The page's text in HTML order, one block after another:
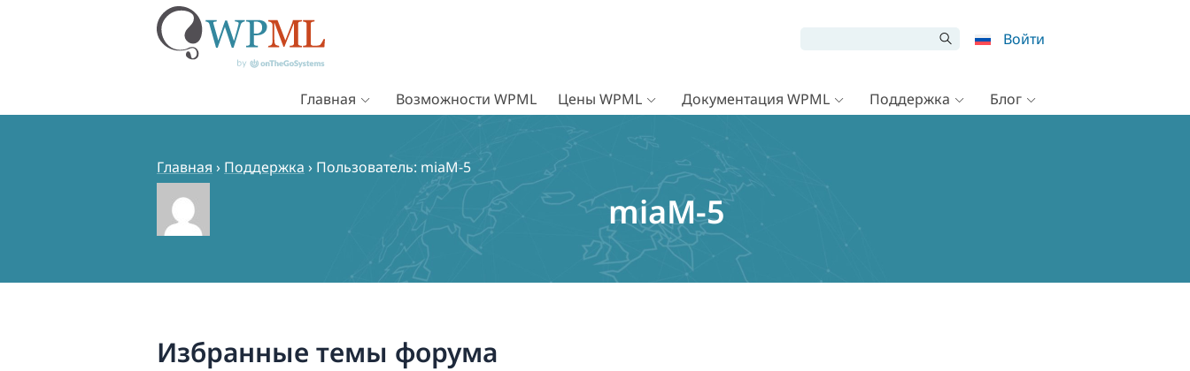
Войти
Главная Возможности WPML Цены WPML Документация WPML Поддержка Блог
Главная › Поддержка › Пользователь: miaM-5
miaM-5
Избранные темы форума